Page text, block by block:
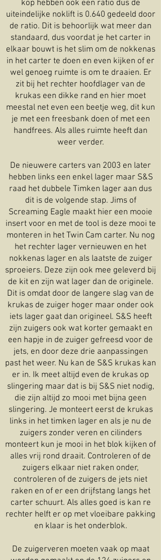
kop hebben ook een ratio dus de
uiteindelijke noklift is 0.640 gedeeld door
de ratio. Dit is behoorlijk wat meer dan
standaard, dus voordat je het carter in
elkaar bouwt is het slim om de nokkenas
in het carter te doen en even kijken of er
wel genoeg ruimte is om te draaien. Er
zit bij het rechter hoofdlager van de
krukas een dikke rand en hier moet
meestal net even een beetje weg, dit kun
je met een freesbank doen of met een
handfrees. Als alles ruimte heeft dan
weer verder.
De nieuwere carters van 2003 en later
hebben links een enkel lager maar S&S
raad het dubbele Timken lager aan dus
dit is de volgende stap. Jims of
Screaming Eagle maakt hier een mooie
insert voor en met de tool is deze mooi te
monteren in het Twin Cam carter. Nu nog
het rechter lager vernieuwen en het
nokkenas lager en als laatste de zuiger
sproeiers. Deze zijn ook mee geleverd bij
de kit en zijn wat lager dan de originele.
Dit is omdat door de langere slag van de
krukas de zuiger hoger maar onder ook
iets lager gaat dan origineel. S&S heeft
zijn zuigers ook wat korter gemaakt en
een hapje in de zuiger gefreesd voor de
jets, en door deze drie aanpassingen
past het weer. Nu kan de S&S krukas kan
er in. Ik meet altijd even de krukas op
slingering maar dat is bij S&S niet nodig,
die zijn altijd zo mooi met bijna geen
slingering. Je monteert eerst de krukas
links in het timken lager en als je nu de
zuigers zonder veren en cilinders
monteert kun je mooi in het blok kijken of
alles vrij rond draait. Controleren of de
zuigers elkaar niet raken onder,
controleren of de zuigers de jets niet
raken en of er een drijfstang langs het
carter schuurt. Als alles goed is kan re
rechter helft er op met vloeibare pakking
en klaar is het onderblok.
De zuigerveren moeten vaak op maat